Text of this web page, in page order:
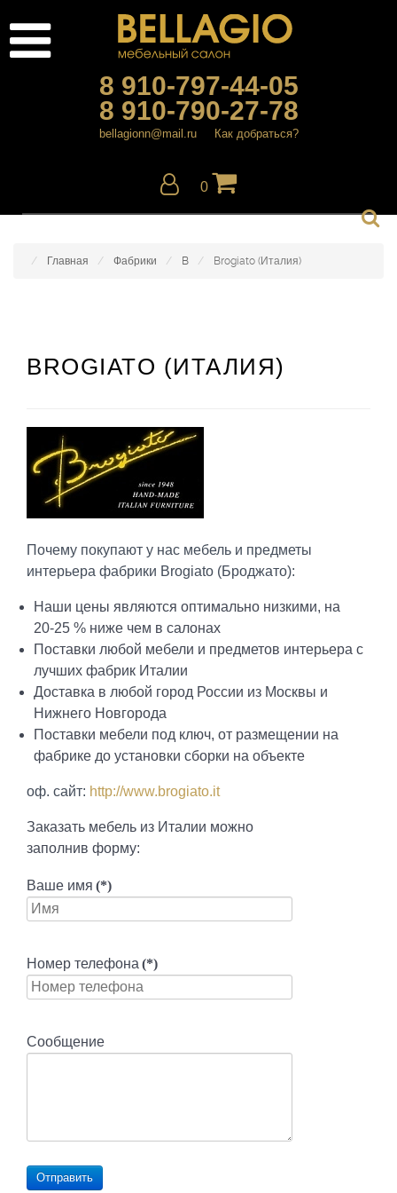
8 910-797-44-05
8 910-790-27-78
bellagionn@mail.ru Как добраться?
0
Главная Фабрики B Brogiato (Италия)
BROGIATO (ИТАЛИЯ)
Почему покупают у нас мебель и предметы
интерьера фабрики Brogiato (Броджато):
Наши цены являются оптимально низкими, на
20-25 % ниже чем в салонах
Поставки любой мебели и предметов интерьера с
лучших фабрик Италии
Доставка в любой город России из Москвы и
Нижнего Новгорода
Поставки мебели под ключ, от размещении на
фабрике до установки сборки на объекте
оф. сайт: http://www.brogiato.it
Заказать мебель из Италии можно
заполнив форму:
Ваше имя (*)
Номер телефона (*)
Сообщение
Отправить